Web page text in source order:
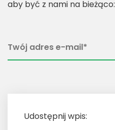
aby być z nami na bieżąco:
Udostępnij wpis: